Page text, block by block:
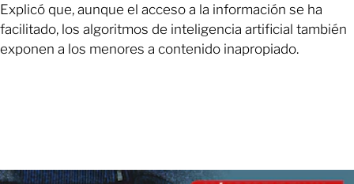
Explicó que, aunque el acceso a la información se ha
facilitado, los algoritmos de inteligencia artificial también
exponen a los menores a contenido inapropiado.